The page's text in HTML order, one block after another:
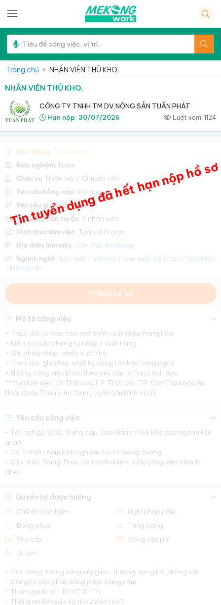
Trang chủ NHÂN VIÊN THỦ KHO,
NHÂN VIÊN THỦ KHO,
CÔNG TY TNHH TM DV NÔNG SẢN TUẤN PHÁT
Hạn nộp: 30/07/2026 Lượt xem: 1124
Mức lương: Thỏa thuận
Kinh nghiệm: 1 năm
Chức vụ: Nhân viên/ Chuyên viên
Yêu cầu bằng cấp: Đại học
Yêu cầu giới tính:Nam
Số lượng cần tuyển: 5 nhân viên
Hình thức làm việc: Toàn thời gian
Địa điểm làm việc: Cần Thơ An Giang
Ngành nghề: Sản xuất / Vận hành sản xuất Kế toán / Tài chính
/ Kiểm toán
Nộp hồ sơ
Mô tả công việc
+ Theo dõi và báo cáo quá trình xuất nhập hàng hóa;
+ Kiểm tra các chứng từ nhập / xuất hàng
+ Ghi phiếu nhập, phiếu xuất kho.
+ Theo dõi, ghi chép nhật ký hàng tồn kho hằng ngày
+ Những công việc khác theo yêu cầu từ Ban Lãnh đạo
***Nơi làm việc: KV Thới Hoà 1, P. Thốt Nốt, TP. Cần Thơ hoặc An
Hoà, Châu Thành, An Giang (gần cầu Bình Hoà)
Yêu cầu công việc
- Tốt nghiệp 12/12, Trung cấp, Cao Đẳng / Đại Học các ngành liên
quan
- Có ít nhất 1 năm kinh nghiệm ở vị trí tương đương
- Cẩn thận, Trung Thực, có trách nhiệm, xử lý công việc nhanh
nhẹn.
Quyền lợi được hưởng
Chế độ bảo hiểm
Nghỉ phép năm
Đồng phục
Tăng lương
Phụ cấp
Công tác phí
Du lịch
- Mức lương: tương xứng năng lực, thương lượng khi phỏng vấn.
- Công ty cấp phát đồng phục hàng năm
- Tham gia BHXH, BHYT, BHTN
- Thời gian làm việc từ thứ 2 đến thứ 7
Tin tuyển dụng đã hết hạn nộp hồ sơ